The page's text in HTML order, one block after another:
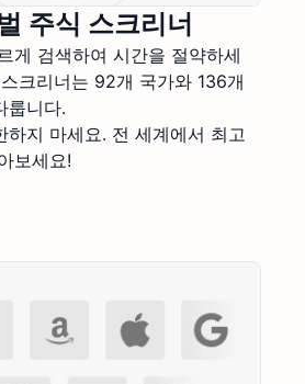
주식 스크리너
게 검색하여 시간을 절약하세
크리너는 92개 국가와 136개
룹니다.
하지 마세요. 전 세계에서 최고
보세요!